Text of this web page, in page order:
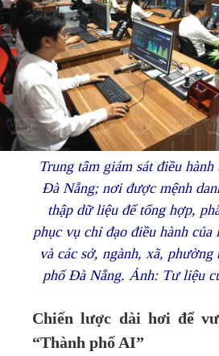
Trung tâm giám sát điều
Đà Nẵng; nơi được mệnh
thập dữ liệu để tổng hợp,
phục vụ chỉ đạo điều hành của
và các sở, ngành, xã, phường
phố Đà Nẵng. Ảnh: Tư liệu
Chiến lược dài hơi để
“Thành phố AI”